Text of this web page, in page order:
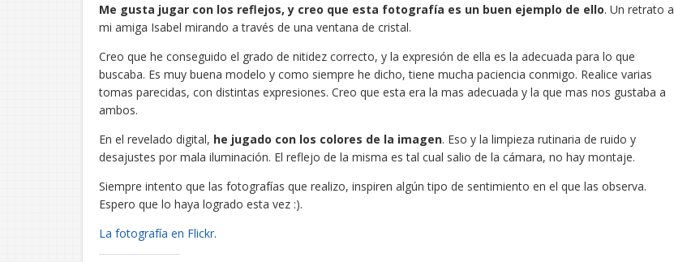
Me gusta jugar con los reflejos, y creo que esta fotografía es un buen ejemplo de ello. Un retrato a
mi amiga Isabel mirando a través de una ventana de cristal.
Creo que he conseguido el grado de nitidez correcto, y la expresión de ella es la adecuada para lo que
buscaba. Es muy buena modelo y como siempre he dicho, tiene mucha paciencia conmigo. Realice varias
tomas parecidas, con distintas expresiones. Creo que esta era la mas adecuada y la que mas nos gustaba a
ambos.
En el revelado digital, he jugado con los colores de la imagen. Eso y la limpieza rutinaria de ruido y
desajustes por mala iluminación. El reflejo de la misma es tal cual salio de la cámara, no hay montaje.
Siempre intento que las fotografías que realizo, inspiren algún tipo de sentimiento en el que las observa.
Espero que lo haya logrado esta vez :).
La fotografía en Flickr.